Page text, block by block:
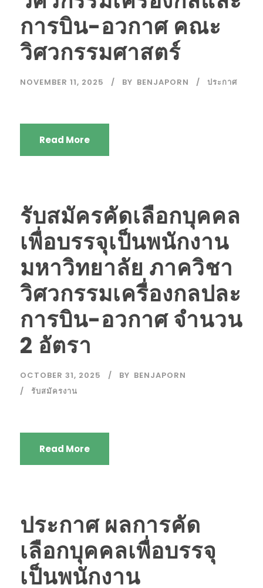
การบิน-อวกาศ คณะ
วิศวกรรมศาสตร์
NOVEMBER 11, 2025 BY BENJAPORN ประกาศ
Read More
รับสมัครคัดเลือกบุคคล
เพื่อบรรจุเป็นพนักงาน
มหาวิทยาลัย ภาควิชา
วิศวกรรมเครื่องกลปละ
การบิน-อวกาศ จำนวน
2 อัตรา
OCTOBER 31, 2025 BY BENJAPORN
รับสมัครงาน
Read More
ประกาศ ผลการคัด
เลือกบุคคลเพื่อบรรจุ
เป็นพนักงาน